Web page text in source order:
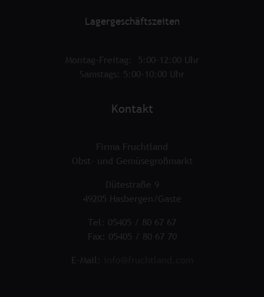
Lagergeschäftszeiten
Montag-Freitag: 5:00-12:00 Uhr
Samstags: 5:00-10:00 Uhr
Kontakt
Firma Fruchtland
Obst- und Gemüsegroßmarkt
Dütestraße 9
49205 Hasbergen/Gaste
Tel: 05405 / 80 67 67
Fax: 05405 / 80 67 70
E-Mail: